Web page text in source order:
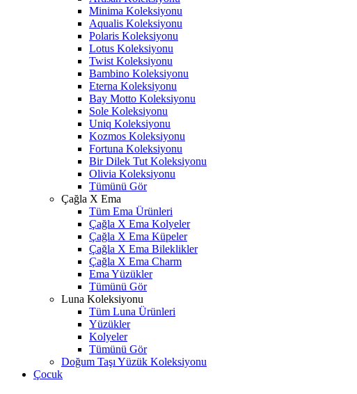
Minima Koleksiyonu
Aqualis Koleksiyonu
Polaris Koleksiyonu
Lotus Koleksiyonu
Twist Koleksiyonu
Bambino Koleksiyonu
Eterna Koleksiyonu
Bay Motto Koleksiyonu
Sole Koleksiyonu
Uniq Koleksiyonu
Kozmos Koleksiyonu
Fortuna Koleksiyonu
Bir Dilek Tut Koleksiyonu
Olivia Koleksiyonu
Tümünü Gör
Çağla X Ema
Tüm Ema Ürünleri
Çağla X Ema Kolyeler
Çağla X Ema Küpeler
Çağla X Ema Bileklikler
Çağla X Ema Charm
Ema Yüzükler
Tümünü Gör
Luna Koleksiyonu
Tüm Luna Ürünleri
Yüzükler
Kolyeler
Tümünü Gör
Doğum Taşı Yüzük Koleksiyonu
Çocuk